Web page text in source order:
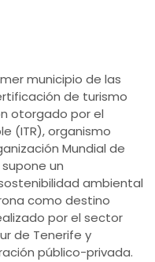
municipio de las
de turismo
otorgado por el
(ITR), organismo
Mundial de
un
ambiental
como destino
por el sector
de Tenerife y
público-privada.